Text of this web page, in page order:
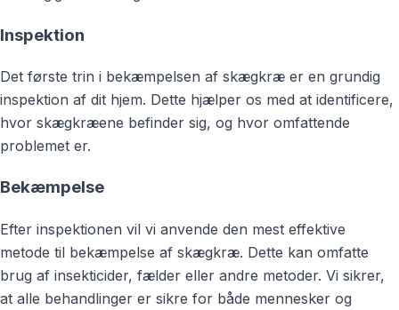
Inspektion
Det første trin i bekæmpelsen af skægkræ er en grundig
inspektion af dit hjem. Dette hjælper os med at identificere,
hvor skægkræene befinder sig, og hvor omfattende
problemet er.
Bekæmpelse
Efter inspektionen vil vi anvende den mest effektive
metode til bekæmpelse af skægkræ. Dette kan omfatte
brug af insekticider, fælder eller andre metoder. Vi sikrer,
at alle behandlinger er sikre for både mennesker og